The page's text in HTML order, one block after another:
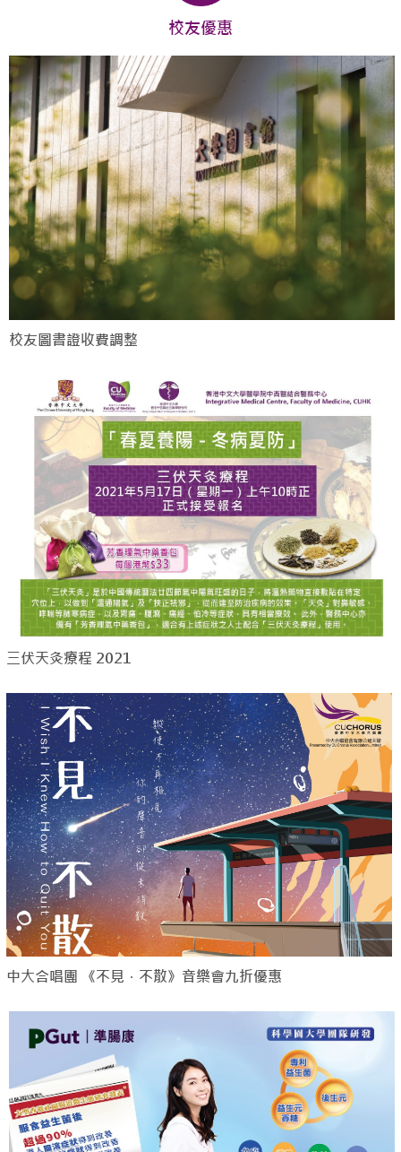
校友優惠
校友圖書證收費調整
三伏天灸療程 2021
中大合唱團 《不見．不散》音樂會九折優惠